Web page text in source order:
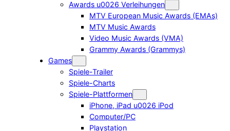
Awards u0026 Verleihungen
MTV European Music Awards (EMAs)
MTV Music Awards
Video Music Awards (VMA)
Grammy Awards (Grammys)
Games
Spiele-Trailer
Spiele-Charts
Spiele-Plattformen
iPhone, iPad u0026 iPod
Computer/PC
Playstation